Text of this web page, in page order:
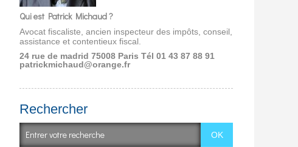
Qui est Patrick Michaud ?
Avocat fiscaliste, ancien inspecteur des impôts, conseil,
assistance et contentieux fiscal.
24 rue de madrid 75008 ParisTél 01 43 87 88 91
patrickmichaud@orange.fr
Rechercher